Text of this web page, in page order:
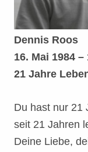
Dennis Roos
16. Mai 1984
21 Jahre
Du hast nur 21
seit 21 Jahren
Deine Liebe,